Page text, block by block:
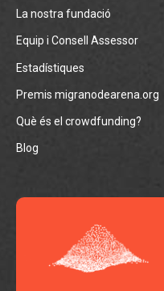
La nostra fundació
Equip i Consell Assessor
Estadístiques
Premis migranodearena.org
Què és el crowdfunding?
Blog